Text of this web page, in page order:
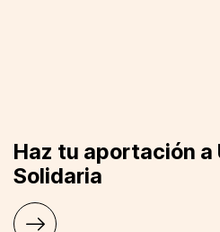
Haz tu aportación a
Solidaria